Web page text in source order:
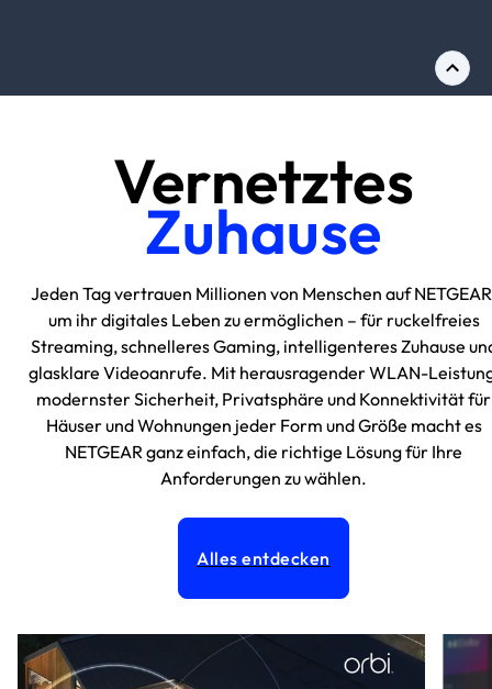
Vernetztes
Zuhause
Jeden Tag vertrauen Millionen von Menschen auf
um ihr digitales Leben zu ermöglichen – für ruckelfreies
Streaming, schnelleres Gaming, intelligenteres Zuhause
glasklare Videoanrufe. Mit herausragender WLAN-
modernster Sicherheit, Privatsphäre und Konnektivität für
Häuser und Wohnungen jeder Form und Größe macht es
NETGEAR ganz einfach, die richtige Lösung für Ihre
Anforderungen zu wählen.
Alles entdecken